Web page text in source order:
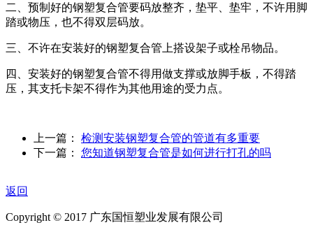
二、预制好的钢塑复合管要码放整齐，垫平、垫牢，不许用脚
踏或物压，也不得双层码放。
三、不许在安装好的钢塑复合管上搭设架子或栓吊物品。
四、安装好的钢塑复合管不得用做支撑或放脚手板，不得踏
压，其支托卡架不得作为其他用途的受力点。
上一篇： 检测安装钢塑复合管的管道有多重要
下一篇： 您知道钢塑复合管是如何进行打孔的吗
返回
Copyright © 2017 广东国恒塑业发展有限公司